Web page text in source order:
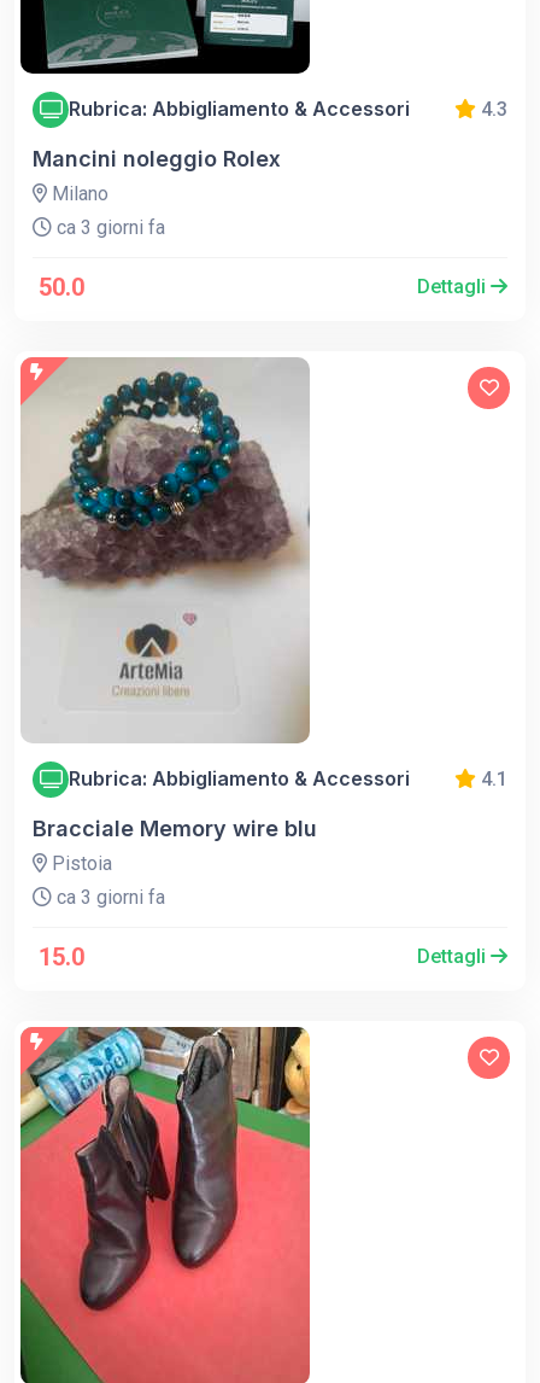
Rubrica: Abbigliamento & Accessori 4.3
Mancini noleggio Rolex
Milano
ca 3 giorni fa
50.0 Dettagli
Rubrica: Abbigliamento & Accessori 4.1
Bracciale Memory wire blu
Pistoia
ca 3 giorni fa
15.0 Dettagli